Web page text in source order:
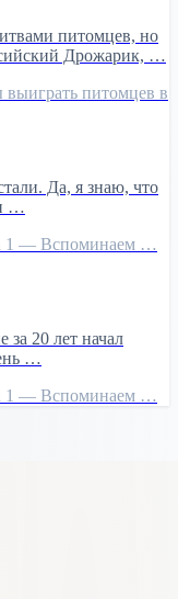
питомцев, но
Дрожарик, …
выиграть питомцев в
Да, я знаю, что
…
1 — Вспоминаем …
за 20 лет начал
…
1 — Вспоминаем …